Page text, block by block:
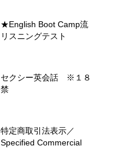
★English Boot Camp流
リスニングテスト
セクシー英会話 ※１８
禁
特定商取引法表示／
Specified Commercial